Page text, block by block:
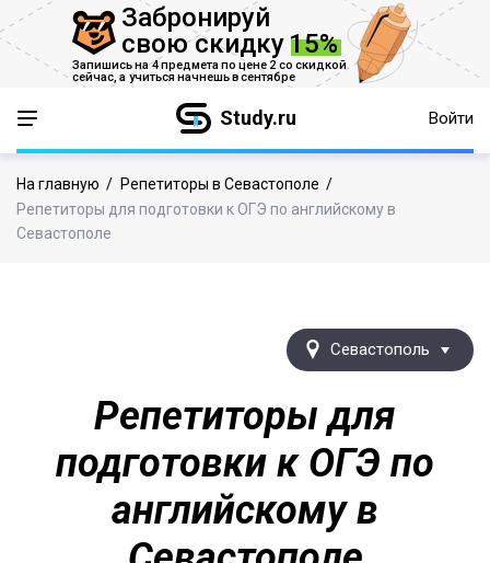
Забронируй
свою скидку 15%
Запишись на 4 предмета по цене 2 со скидкой
сейчас, а учиться начнешь в сентябре
Study.ru Войти
На главную / Репетиторы в Севастополе /
Репетиторы для подготовки к ОГЭ по английскому в
Севастополе
Репетиторы для
подготовки к ОГЭ по
английскому в
Севастополь